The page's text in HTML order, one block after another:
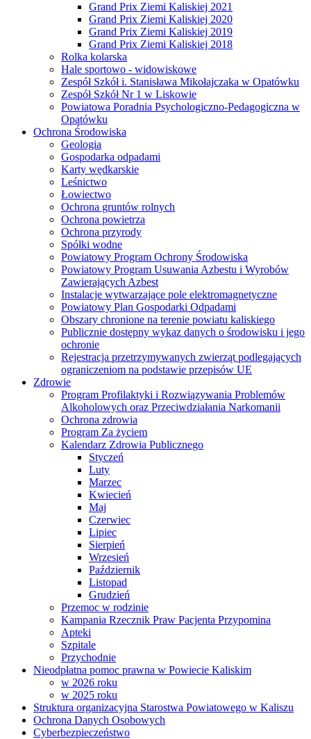
Grand Prix Ziemi Kaliskiej 2021
Grand Prix Ziemi Kaliskiej 2020
Grand Prix Ziemi Kaliskiej 2019
Grand Prix Ziemi Kaliskiej 2018
Rolka kolarska
Hale sportowo - widowiskowe
Zespół Szkół i. Stanisława Mikołajczaka w Opatówku
Zespół Szkół Nr 1 w Liskowie
Powiatowa Poradnia Psychologiczno-Pedagogiczna w
Opatówku
Ochrona Środowiska
Geologia
Gospodarka odpadami
Karty wędkarskie
Leśnictwo
Łowiectwo
Ochrona gruntów rolnych
Ochrona powietrza
Ochrona przyrody
Spółki wodne
Powiatowy Program Ochrony Środowiska
Powiatowy Program Usuwania Azbestu i Wyrobów
Zawierających Azbest
Instalacje wytwarzające pole elektromagnetyczne
Powiatowy Plan Gospodarki Odpadami
Obszary chronione na terenie powiatu kaliskiego
Publicznie dostępny wykaz danych o środowisku i jego
ochronie
Rejestracja przetrzymywanych zwierząt podlegających
ograniczeniom na podstawie przepisów UE
Zdrowie
Program Profilaktyki i Rozwiązywania Problemów
Alkoholowych oraz Przeciwdziałania Narkomanii
Ochrona zdrowia
Program Za życiem
Kalendarz Zdrowia Publicznego
Styczeń
Luty
Marzec
Kwiecień
Maj
Czerwiec
Lipiec
Sierpień
Wrzesień
Październik
Listopad
Grudzień
Przemoc w rodzinie
Kampania Rzecznik Praw Pacjenta Przypomina
Apteki
Szpitale
Przychodnie
Nieodpłatna pomoc prawna w Powiecie Kaliskim
w 2026 roku
w 2025 roku
Struktura organizacyjna Starostwa Powiatowego w Kaliszu
Ochrona Danych Osobowych
Cyberbezpieczeństwo